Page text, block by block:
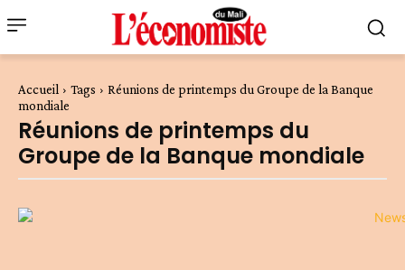
Accueil Tags
Réunions de printemps du Groupe de la Banque
mondiale
Réunions de printemps du
Groupe de la Banque mondiale